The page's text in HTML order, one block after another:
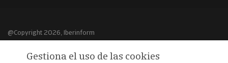
@Copyright 2026, Iberinform
Aviso legalGestiona el uso de las cookies